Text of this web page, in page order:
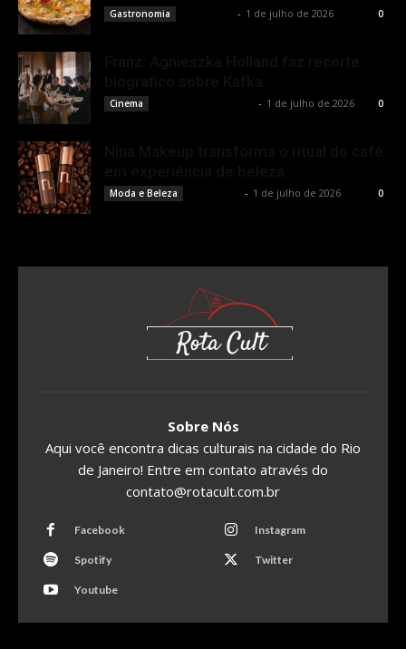
Gastronomia - 1 de julho de 2026 0
Cinema - 1 de julho de 2026 0
Moda e Beleza - 1 de julho de 2026 0
Sobre Nós
Aqui você encontra dicas culturais na cidade do Rio
de Janeiro! Entre em contato através do
contato@rotacult.com.br
Facebook Instagram
Spotify Twitter
Youtube